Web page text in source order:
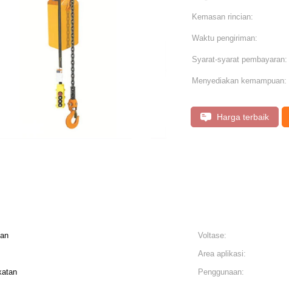
Kemasan rincian:
Waktu pengiriman:
Syarat-syarat pembayaran:
Menyediakan kemampuan:
Harga terbaik
Voltase:
Area aplikasi:
Penggunaan: